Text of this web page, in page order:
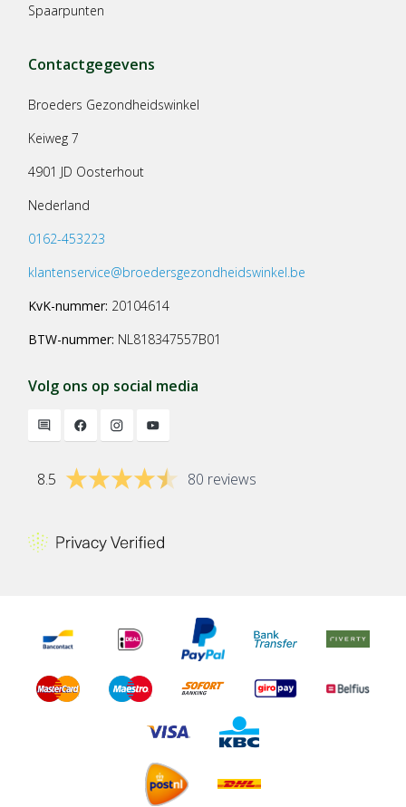
Spaarpunten
Contactgegevens
Broeders Gezondheidswinkel
Keiweg 7
4901 JD Oosterhout
Nederland
0162-453223
klantenservice@broedersgezondheidswinkel.be
KvK-nummer: 20104614
BTW-nummer: NL818347557B01
Volg ons op social media
8.5 80 reviews